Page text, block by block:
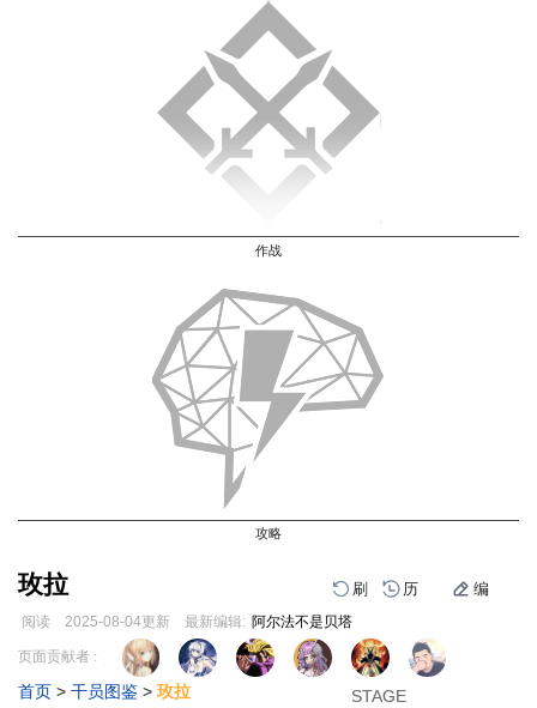
作战
攻略
玫拉 刷 历 编
阅读 2025-08-04更新 最新编辑: 阿尔法不是贝塔
跳
导
跳
搜
页面贡献者 :
首页 > 干员图鉴 > 玫拉
1
STAGE
2
STAGE
3
STAGE